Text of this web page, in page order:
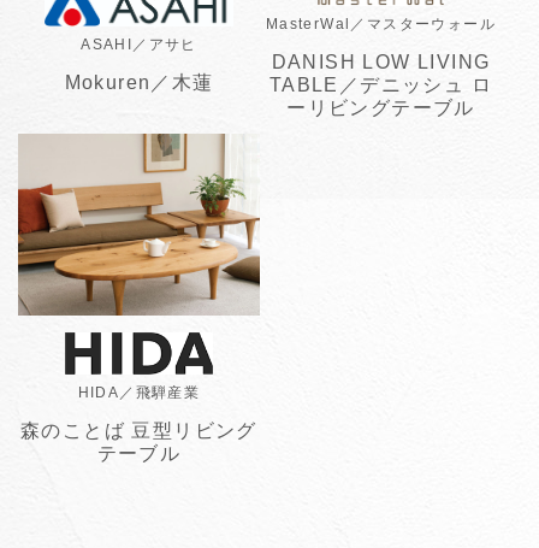
ASAHI／アサヒ
Mokuren／木蓮
MasterWal／マスターウォール
DANISH LOW LIVING
TABLE／デニッシュ ロ
ーリビングテーブル
HIDA／飛騨産業
森のことば 豆型リビング
テーブル